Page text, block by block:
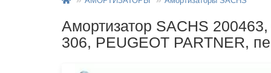
Амортизатор SACHS
306, PEUGEOT PARTNER,